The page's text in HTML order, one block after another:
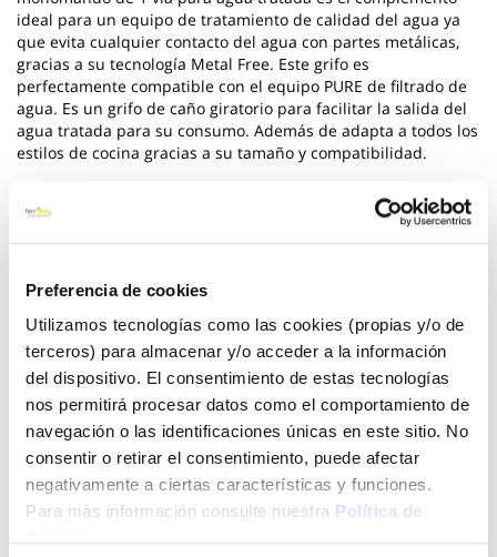
Preferencia de cookies
Utilizamos tecnologías como las cookies (propias y/o de
terceros) para almacenar y/o acceder a la información
del dispositivo. El consentimiento de estas tecnologías
nos permitirá procesar datos como el comportamiento de
navegación o las identificaciones únicas en este sitio. No
consentir o retirar el consentimiento, puede afectar
negativamente a ciertas características y funciones.
Para más información consulte nuestra Política de
ideal para un equipo de tratamiento de calidad del agua ya
que evita cualquier contacto del agua con partes metálicas,
gracias a su tecnología Metal Free. Este grifo es
perfectamente compatible con el equipo PURE de filtrado de
agua. Es un grifo de caño giratorio para facilitar la salida del
agua tratada para su consumo. Además de adapta a todos los
estilos de cocina gracias a su tamaño y compatibilidad.
Ver más
Añadir al carrito
Click&Collect - Recogida gratis
en nuestras tiendas
Envío a domicilio:
5 días hábiles